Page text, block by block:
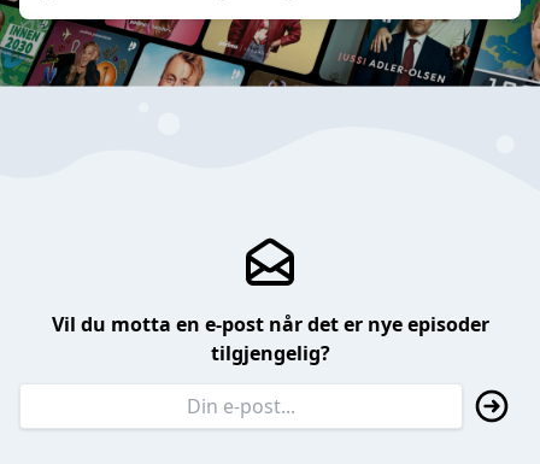
Vil du motta en e-post når det er nye episoder
tilgjengelig?